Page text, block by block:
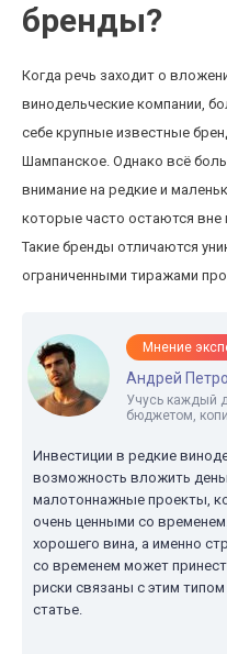
бренды?
Когда речь заходит о
винодельческие компании,
себе крупные известные
Шампанское. Однако всё
внимание на редкие и
которые часто остаются вне
Такие бренды отличаются
ограниченными тиражами
Мнение
Андрей
Учусь каждый
бюджетом,
Инвестиции в редкие
возможность вложить
малотоннажные проекты,
очень ценными со
хорошего вина, а именно
со временем может
риски связаны с этим
статье.